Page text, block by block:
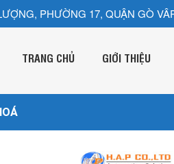
PHƯỜNG 17, QUẬN GÒ
TRANG CHỦ GIỚI THIỆU